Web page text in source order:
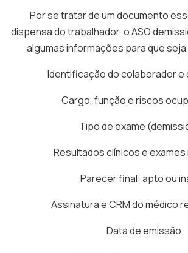
Por se tratar de um documento
dispensa do trabalhador, o ASO
algumas informações para que seja
Identificação do colaborador e
Cargo, função e riscos
Tipo de exame
Resultados clínicos e
Parecer final: apto ou
Assinatura e CRM do médico
Data de emissão